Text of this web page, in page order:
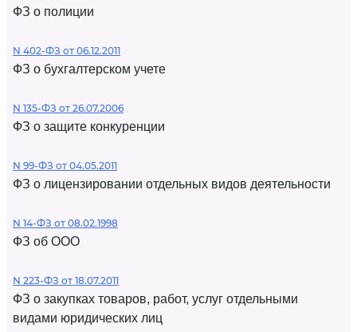
ФЗ о полиции
N 402-ФЗ от 06.12.2011
ФЗ о бухгалтерском учете
N 135-ФЗ от 26.07.2006
ФЗ о защите конкуренции
N 99-ФЗ от 04.05.2011
ФЗ о лицензировании отдельных видов деятельности
N 14-ФЗ от 08.02.1998
ФЗ об ООО
N 223-ФЗ от 18.07.2011
ФЗ о закупках товаров, работ, услуг отдельными
видами юридических лиц